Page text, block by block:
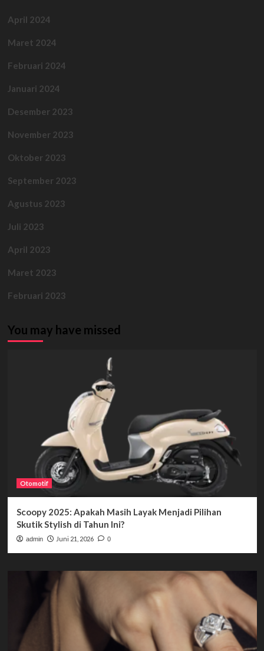
April 2024
Maret 2024
Februari 2024
Januari 2024
Desember 2023
November 2023
Oktober 2023
September 2023
Agustus 2023
Juli 2023
April 2023
Maret 2023
Februari 2023
You may have missed
Otomotif
Scoopy 2025: Apakah Masih Layak Menjadi Pilihan
Skutik Stylish di Tahun Ini?
admin Juni 21, 2026 0